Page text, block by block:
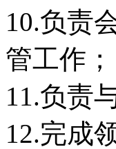
10.负责
管工作；
11.负责
12.完成